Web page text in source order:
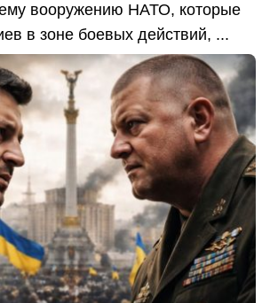
вооружению НАТО, которые
в зоне боевых действий, ...